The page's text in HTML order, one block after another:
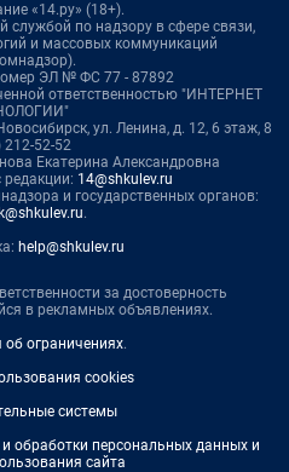
«14.ру» (18+).
службой по надзору в сфере связи,
и массовых коммуникаций
ЭЛ № ФС 77 - 87892
ответственностью "ИНТЕРНЕТ
ул. Ленина, д. 12, 6 этаж, 8
212-52-52
Екатерина Александровна
14@shkulev.ru
и государственных органов:
.
help@shkulev.ru
за достоверность
в рекламных объявлениях.
ограничениях.
cookies
системы
обработки персональных данных и
сайта